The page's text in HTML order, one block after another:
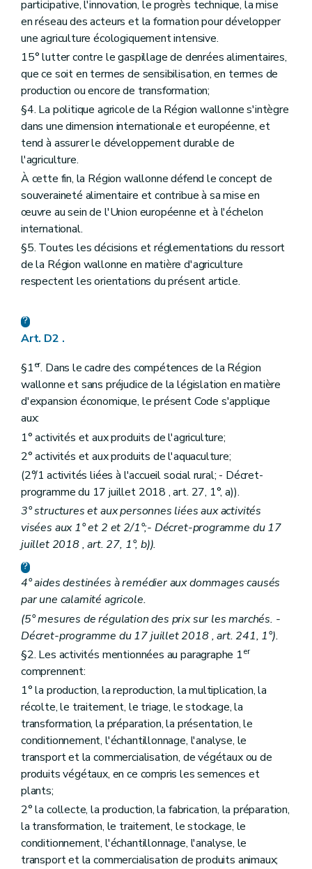
Art. D120
Art. D121
Art. D122
Services d'accompagnement à la sécurité au travail
Art. D123
Art. D124
Art. D125
Art. D126
Section 3/1 (Services d’accompagnement à l’accueil social rural
Art. D.126/1
Art. D.126/2
Art. D.126/3
Section 4
Art. D127
Art. D128
Art. D129
Art. D130
Art. D131
Art. D132
Art. D133
Titre V
Les produits végétaux
Chapitre Ier
Les productions végétales
Section 2 Champ d'application
Art. D137
Section 3
Mise en culture, notifications et obligations des producteurs et des entreprises
Sous-section 1re
Principe
Sous-section 2 Notifications aux tiers
Art. D139
Sous-section 3 La demande d'inscription
Art. D140
Art. D141
Sous-section 4 Instruction de la demande
Art. D142
Sous-section 5 Cotisation
Art. D143
Art. D144
Art. D146
Art. D147
Sous-section 6
Art. D148
Art. D149
Art. D150
Section 4 Compensation de la perte économique
Sous-section 1
Art. D151
Art. D152
Art. D153
Art. D154
Art. D155
Art. D156
Art. D157
Art. D158
Sous-section 2 Compensation de la perte économique
Art. D160
Section 5
Mesures spéciales
Art. D161
Art. D162
participative, l'innovation, le progrès technique, la mise
en réseau des acteurs et la formation pour développer
une agriculture écologiquement intensive.
15° lutter contre le gaspillage de denrées alimentaires,
que ce soit en termes de sensibilisation, en termes de
production ou encore de transformation;
§4. La politique agricole de la Région wallonne s'intègre
dans une dimension internationale et européenne, et
tend à assurer le développement durable de
l'agriculture.
À cette fin, la Région wallonne défend le concept de
souveraineté alimentaire et contribue à sa mise en
œuvre au sein de l'Union européenne et à l'échelon
international.
§5. Toutes les décisions et réglementations du ressort
de la Région wallonne en matière d'agriculture
respectent les orientations du présent article.
Art. D2 .
§1er. Dans le cadre des compétences de la Région
wallonne et sans préjudice de la législation en matière
d'expansion économique, le présent Code s'applique
aux:
1° activités et aux produits de l'agriculture;
2° activités et aux produits de l'aquaculture;
(2°/1 activités liées à l'accueil social rural; - Décret-
programme du 17 juillet 2018 , art. 27, 1°, a)).
3° structures et aux personnes liées aux activités
visées aux 1° et 2 et 2/1°;- Décret-programme du 17
juillet 2018 , art. 27, 1°, b)).
4° aides destinées à remédier aux dommages causés
par une calamité agricole.
(5° mesures de régulation des prix sur les marchés. -
Décret-programme du 17 juillet 2018 , art. 241, 1°).
§2. Les activités mentionnées au paragraphe 1er
comprennent:
1° la production, la reproduction, la multiplication, la
récolte, le traitement, le triage, le stockage, la
transformation, la préparation, la présentation, le
conditionnement, l'échantillonnage, l'analyse, le
transport et la commercialisation, de végétaux ou de
produits végétaux, en ce compris les semences et
plants;
2° la collecte, la production, la fabrication, la préparation,
la transformation, le traitement, le stockage, le
conditionnement, l'échantillonnage, l'analyse, le
transport et la commercialisation de produits animaux;